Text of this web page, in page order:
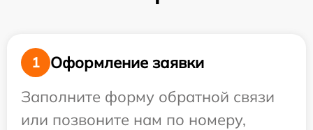
1
Оформление заявки
Заполните форму обратной связи
или позвоните нам по номеру,